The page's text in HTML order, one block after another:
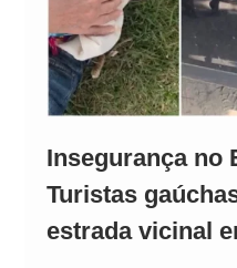
Insegurança no
Turistas
estrada vicinal